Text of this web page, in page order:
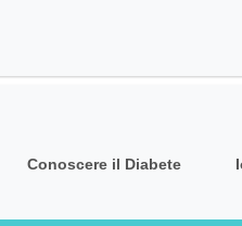
Conoscere il Diabete